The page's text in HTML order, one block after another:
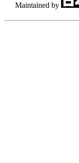
Maintained by